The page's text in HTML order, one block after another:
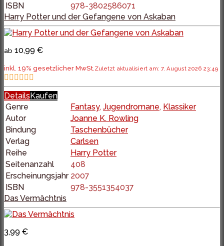
ISBN
978-3802586071
Harry Potter und der Gefangene von Askaban
ab 10,99 €
inkl. 19% gesetzlicher MwSt.Zuletzt aktualisiert am: 7. August 2026 23:49
Details Kaufen
Genre
Fantasy, Jugendromane, Klassiker
Autor
Joanne K. Rowling
Bindung
Taschenbücher
Verlag
Carlsen
Reihe
Harry Potter
Seitenanzahl
408
Erscheinungsjahr 2007
ISBN
978-3551354037
Das Vermächtnis
3,99 €